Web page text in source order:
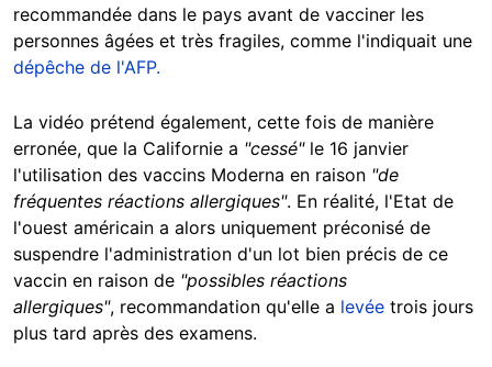
recommandée dans le pays avant de vacciner les
personnes âgées et très fragiles, comme l'indiquait une
dépêche de l'AFP.
La vidéo prétend également, cette fois de manière
erronée, que la Californie a "cessé" le 16 janvier
l'utilisation des vaccins Moderna en raison "de
fréquentes réactions allergiques". En réalité, l'Etat de
l'ouest américain a alors uniquement préconisé de
suspendre l'administration d'un lot bien précis de ce
vaccin en raison de "possibles réactions
allergiques", recommandation qu'elle a levée trois jours
plus tard après des examens.